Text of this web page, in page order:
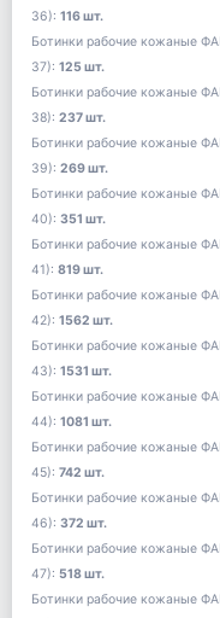
36): 116 шт.
Ботинки рабочие кожаные
37): 125 шт.
Ботинки рабочие кожаные
38): 237 шт.
Ботинки рабочие кожаные
39): 269 шт.
Ботинки рабочие кожаные
40): 351 шт.
Ботинки рабочие кожаные
41): 819 шт.
Ботинки рабочие кожаные
42): 1562 шт.
Ботинки рабочие кожаные
43): 1531 шт.
Ботинки рабочие кожаные
44): 1081 шт.
Ботинки рабочие кожаные
45): 742 шт.
Ботинки рабочие кожаные
46): 372 шт.
Ботинки рабочие кожаные
47): 518 шт.
Ботинки рабочие кожаные